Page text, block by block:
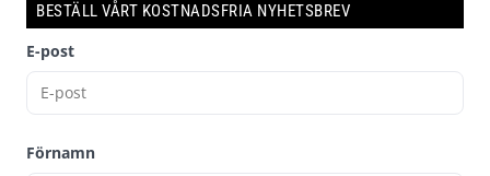
BESTÄLL VÅRT KOSTNADSFRIA NYHETSBREV
E-post
Förnamn